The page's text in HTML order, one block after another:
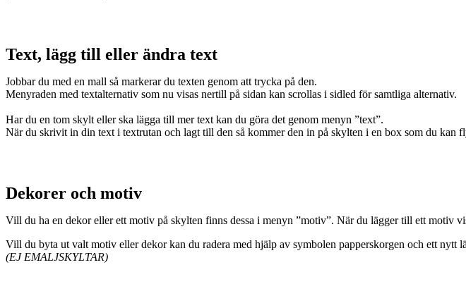
Text, lägg till eller ändra text
Jobbar du med en mall så markerar du texten genom att trycka på den.
Menyraden med textalternativ som nu visas nertill på sidan kan scrollas i sidled för samtliga alternativ.
Har du en tom skylt eller ska lägga till mer text kan du göra det genom menyn ”text”.
När du skrivit in din text i textrutan och lagt till den så kommer den in på skylten i en box som du kan
Dekorer och motiv
Vill du ha en dekor eller ett motiv på skylten finns dessa i menyn ”motiv”. När du lägger till ett motiv
Vill du byta ut valt motiv eller dekor kan du radera med hjälp av symbolen papperskorgen och ett nytt
(EJ EMALJSKYLTAR)